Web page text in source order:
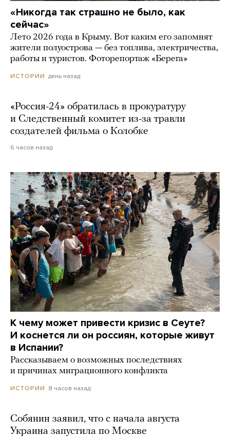
«Никогда так страшно не было, как
сейчас»
Лето 2026 года в Крыму. Вот каким его запомнят
жители полуострова — без топлива, электричества,
работы и туристов. Фоторепортаж «Берега»
ИСТОРИИ день назад
«Россия-24» обратилась в прокуратуру
и Следственный комитет из-за травли
создателей фильма о Колобке
6 часов назад
К чему может привести кризис в Сеуте?
И коснется ли он россиян, которые живут
в Испании?
Рассказываем о возможных последствиях
и причинах миграционного конфликта
ИСТОРИИ 8 часов назад
Собянин заявил, что с начала августа
Украина запустила по Москве